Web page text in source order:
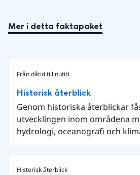
Mer i detta faktapaket
Från dåtid till nutid
Historisk återblick
Genom historiska återblickar
utvecklingen inom områdena
hydrologi, oceanografi och
Historisk återblick